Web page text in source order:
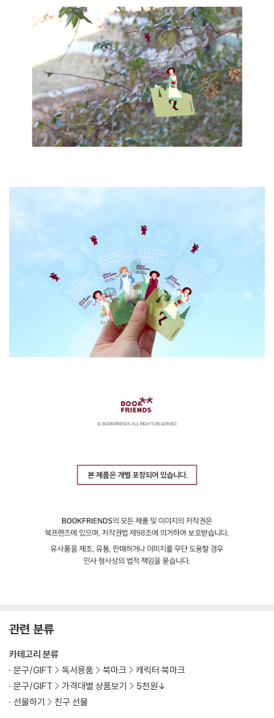
관련 분류
카테고리 분류
문구/GIFT
독서용품 북마크
캐릭터 북마크
문구/GIFT
가격대별 상품보기
5천원↓
선물하기
친구 선물